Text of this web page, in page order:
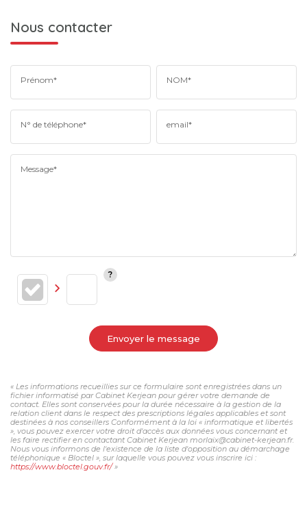
Nous contacter
Prénom* NOM*
N° de téléphone* email*
Message*
Envoyer le message
« Les informations recueillies sur ce formulaire sont enregistrées dans un
fichier informatisé par Cabinet Kerjean pour gérer votre demande de
contact. Elles sont conservées pour la durée nécessaire à la gestion de la
relation client dans le respect des prescriptions légales applicables et sont
destinées à nos conseillers Conformément à la loi « informatique et libertés
», vous pouvez exercer votre droit d'accès aux données vous concernant et
les faire rectifier en contactant Cabinet Kerjean morlaix@cabinet-kerjean.fr.
Nous vous informons de l'existence de la liste d'opposition au démarchage
téléphonique « Bloctel », sur laquelle vous pouvez vous inscrire ici :
https://www.bloctel.gouv.fr/»